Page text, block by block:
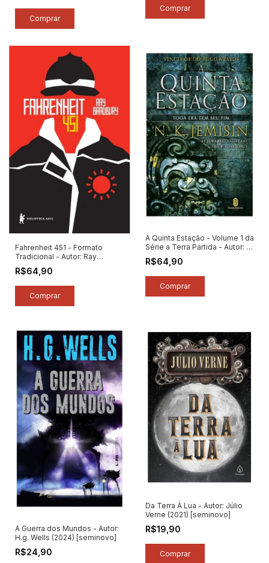
Fahrenheit 451 - Formato
Tradicional - Autor: Ray
Bradbury (2025) [novo]
R$64,90
A Quinta Estação - Volume 1 da
Série a Terra Partida - Autor: N.
K. Jemisin (2017) [seminovo]
R$64,90
A Guerra dos Mundos - Autor:
H.g. Wells (2024) [seminovo]
R$24,90
Da Terra À Lua - Autor: Júlio
Verne (2021) [seminovo]
R$19,90